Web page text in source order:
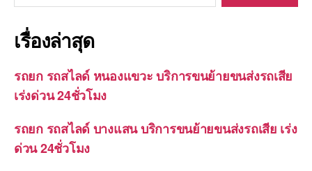
เรื่องล่าสุด
รถยก รถสไลด์ หนองแขวะ บริการขนย้ายขนส่งรถเสีย
เร่งด่วน 24ชั่วโมง
รถยก รถสไลด์ บางแสน บริการขนย้ายขนส่งรถเสีย เร่ง
ด่วน 24ชั่วโมง